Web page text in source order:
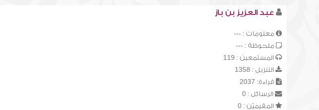
عبد العزيز بن باز
معلومات : ---
ملحوظة : ---
المستمعين : 119
التنزيل : 1358
قراءة: 2037
الرسائل : 0
المقيميّن : 0